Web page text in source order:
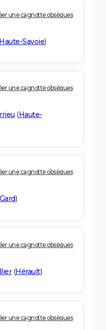
une cagnotte obsèques
Savoie)
une cagnotte obsèques
(Haute-
une cagnotte obsèques
)
une cagnotte obsèques
(Hérault)
une cagnotte obsèques